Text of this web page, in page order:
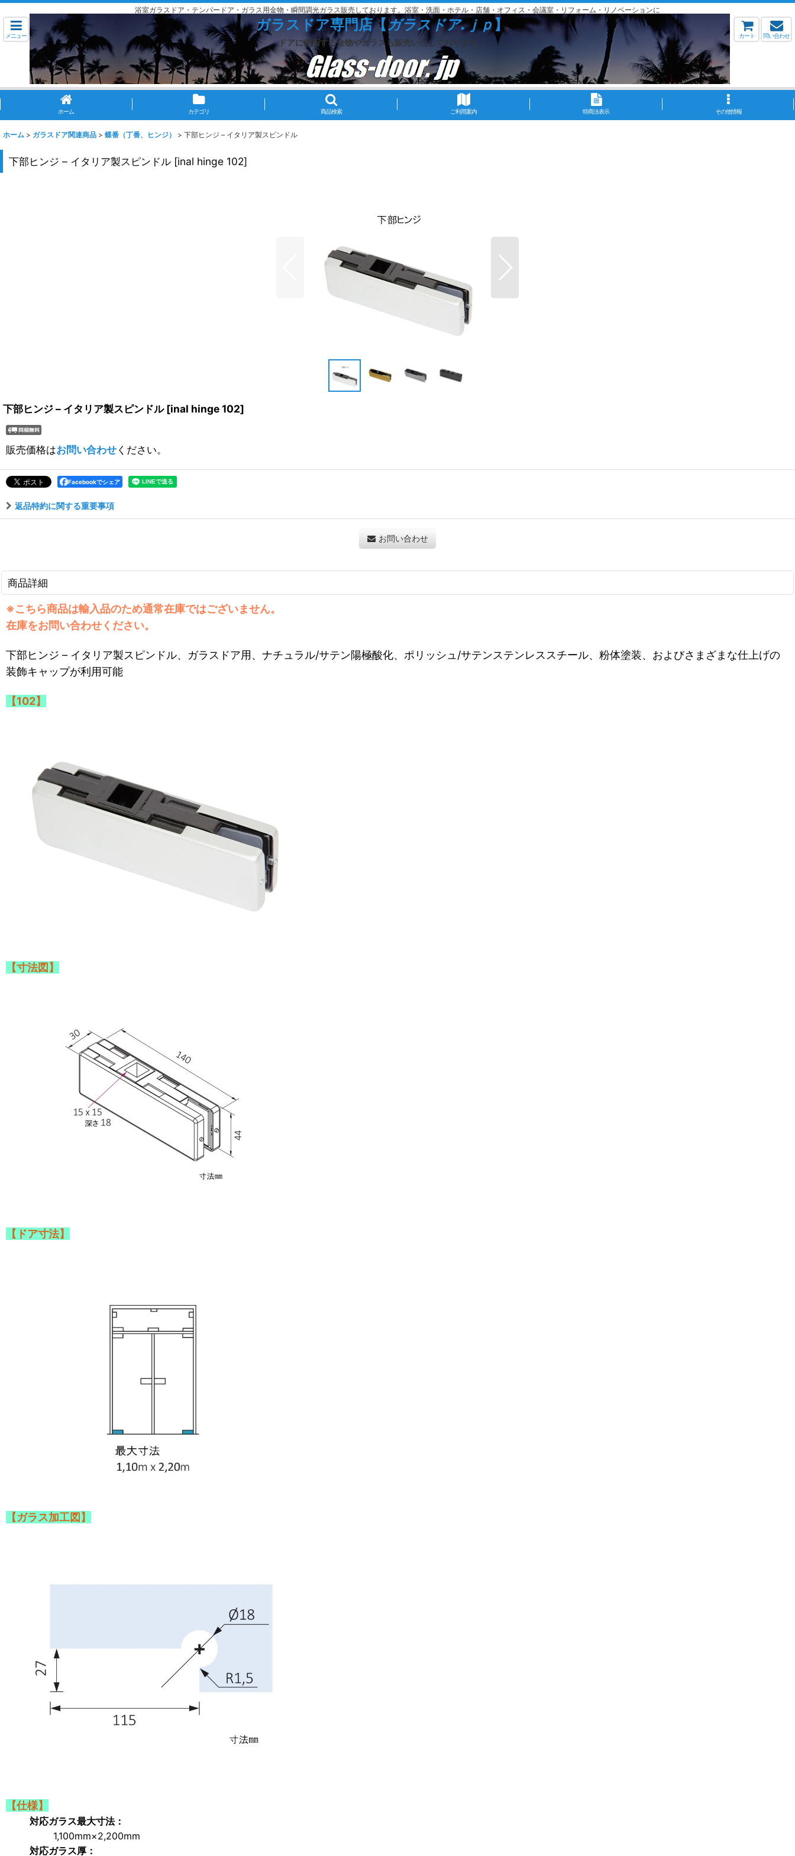
浴室ガラスドア・テンパードア・ガラス用金物・瞬間調光ガラス販売しております。浴室・洗面・ホテル・店舗・オフィス・会議室・リフォーム・リノベーションに
メニュー
ガラスドア専門店【ガラスドア.ｊｐ】
ドアに使用する金物やガラスも販売いたしております。
カート 問い合わせ
ホーム カテゴリ 商品検索 ご利用案内 特商法表示 その他情報
ホーム > ガラスドア関連商品 > 蝶番（丁番、ヒンジ） > 下部ヒンジ – イタリア製スピンドル
下部ヒンジ – イタリア製スピンドル [inal hinge 102]
下部ヒンジ – イタリア製スピンドル [inal hinge 102]
販売価格はお問い合わせください。
Facebookでシェア
返品特約に関する重要事項
お問い合わせ
商品詳細
※こちら商品は輸入品のため通常在庫ではございません。
在庫をお問い合わせください。
下部ヒンジ – イタリア製スピンドル、ガラスドア用、ナチュラル/サテン陽極酸化、ポリッシュ/サテンステンレススチール、粉体塗装、およびさまざまな仕上げの
装飾キャップが利用可能
【102】
【寸法図】
【ドア寸法】
【ガラス加工図】
【仕様】
対応ガラス最大寸法：
1,100mm×2,200mm
対応ガラス厚：